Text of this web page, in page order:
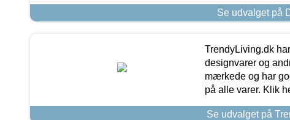
Se udvalget på
TrendyLiving.dk
designvarer og
mærkede og har
på alle varer. Klik
Se udvalget på